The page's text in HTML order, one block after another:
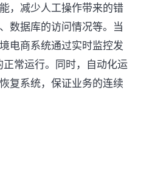
，减少人工操作带来的错
数据库的访问情况等。当
电商系统通过实时监控发
常运行。同时，自动化运
复系统，保证业务的连续